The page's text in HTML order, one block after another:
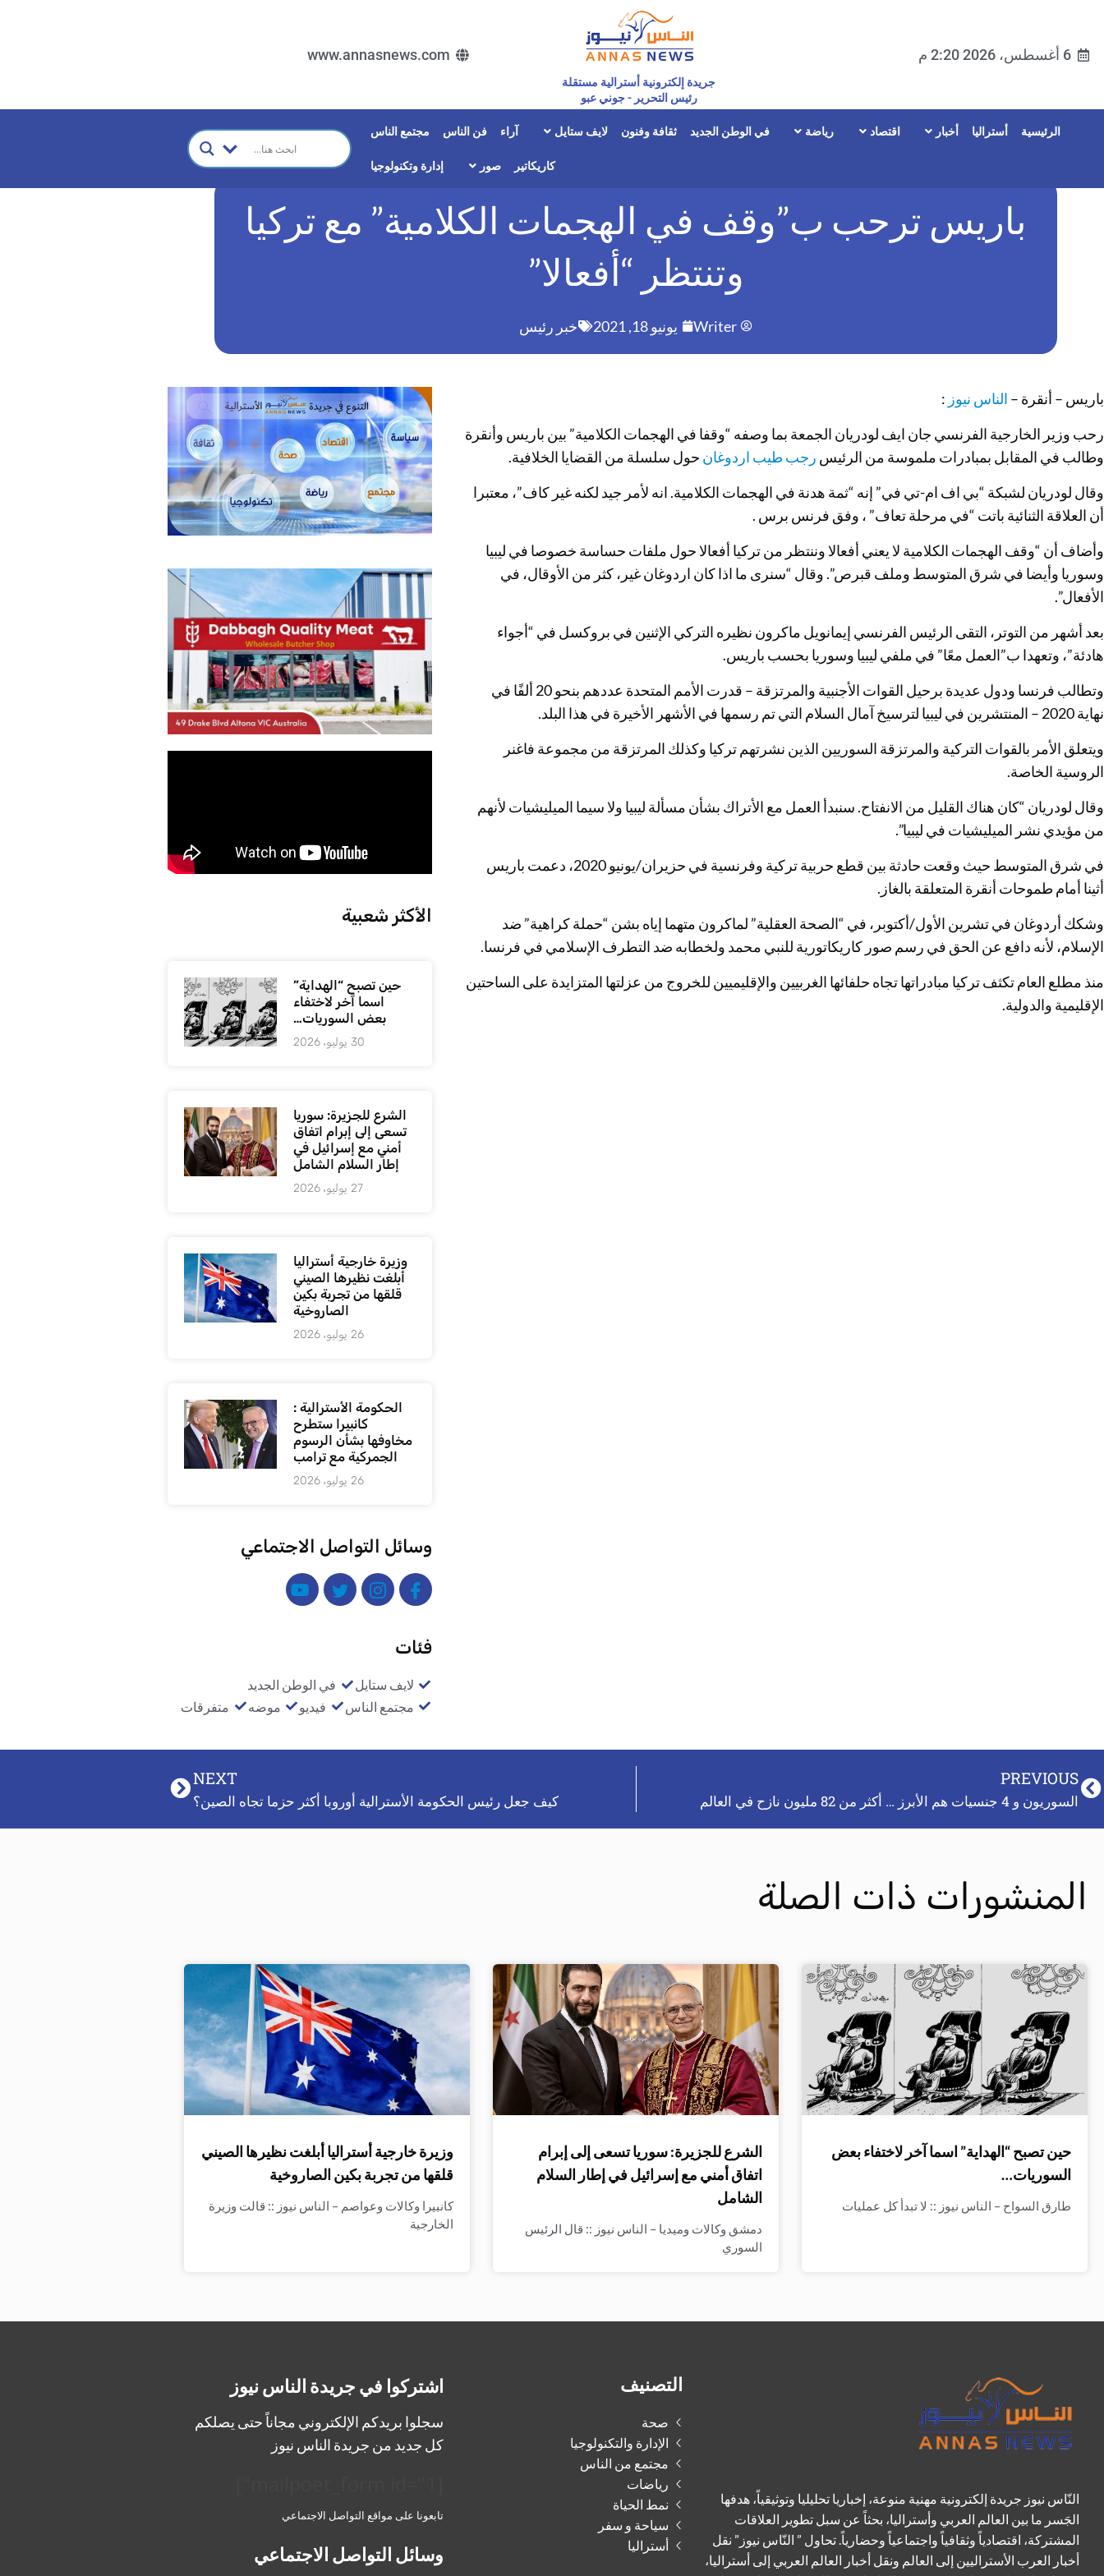
6 أغسطس، 2026 2:20 م
جريدة إلكترونية أسترالية مستقلة
رئيس التحرير - جوني عبو
www.annasnews.com
الرئيسية أستراليا أخبار اقتصاد رياضة في الوطن الجديد ثقافة وفنون لايف ستايل آراء فن الناس مجتمع الناس
كاريكاتير صور إدارة وتكنولوجيا
باريس ترحب ب”وقف في الهجمات الكلامية” مع تركيا
وتنتظر “أفعالا”
Writer يونيو 18, 2021 خبر رئيس
باريس – أنقرة – الناس نيوز :
رحب وزير الخارجية الفرنسي جان ايف لودريان الجمعة بما وصفه “وقفا في الهجمات الكلامية” بين باريس وأنقرة
وطالب في المقابل بمبادرات ملموسة من الرئيس رجب طيب اردوغان حول سلسلة من القضايا الخلافية.
وقال لودريان لشبكة “بي اف ام-تي في” إنه “ثمة هدنة في الهجمات الكلامية. انه لأمر جيد لكنه غير كاف”، معتبرا
أن العلاقة الثنائية باتت “في مرحلة تعاف” ، وفق فرنس برس .
وأضاف أن “وقف الهجمات الكلامية لا يعني أفعالا وننتظر من تركيا أفعالا حول ملفات حساسة خصوصا في ليبيا
وسوريا وأيضا في شرق المتوسط وملف قبرص”. وقال “سنرى ما اذا كان اردوغان غير، كثر من الأوقال، في
الأفعال”.
بعد أشهر من التوتر، التقى الرئيس الفرنسي إيمانويل ماكرون نظيره التركي الإثنين في بروكسل في “أجواء
هادئة”، وتعهدا ب”العمل معًا” في ملفي ليبيا وسوريا بحسب باريس.
وتطالب فرنسا ودول عديدة برحيل القوات الأجنبية والمرتزقة – قدرت الأمم المتحدة عددهم بنحو 20 ألفًا في
نهاية 2020 – المنتشرين في ليبيا لترسيخ آمال السلام التي تم رسمها في الأشهر الأخيرة في هذا البلد.
ويتعلق الأمر بالقوات التركية والمرتزقة السوريين الذين نشرتهم تركيا وكذلك المرتزقة من مجموعة فاغنر
الروسية الخاصة.
وقال لودريان “كان هناك القليل من الانفتاح. سنبدأ العمل مع الأتراك بشأن مسألة ليبيا ولا سيما الميليشيات لأنهم
من مؤيدي نشر الميليشيات في ليبيا”.
في شرق المتوسط حيث وقعت حادثة بين قطع حربية تركية وفرنسية في حزيران/يونيو 2020، دعمت باريس
أثينا أمام طموحات أنقرة المتعلقة بالغاز.
وشكك أردوغان في تشرين الأول/أكتوبر، في “الصحة العقلية” لماكرون متهما إياه بشن “حملة كراهية” ضد
الإسلام، لأنه دافع عن الحق في رسم صور كاريكاتورية للنبي محمد ولخطابه ضد التطرف الإسلامي في فرنسا.
منذ مطلع العام تكثف تركيا مبادراتها تجاه حلفائها الغربيين والإقليميين للخروج من عزلتها المتزايدة على الساحتين
الإقليمية والدولية.
الأكثر شعبية
حين تصبح “الهداية”
اسما آخر لاختفاء
بعض السوريات…
30 يوليو، 2026
الشرع للجزيرة: سوريا
تسعى إلى إبرام اتفاق
أمني مع إسرائيل في
إطار السلام الشامل
27 يوليو، 2026
وزيرة خارجية أستراليا
أبلغت نظيرها الصيني
قلقها من تجربة بكين
الصاروخية
26 يوليو، 2026
الحكومة الأسترالية :
كانبيرا ستطرح
مخاوفها بشأن الرسوم
الجمركية مع ترامب
26 يوليو، 2026
وسائل التواصل الاجتماعي
فئات
لايف ستايل
في الوطن الجديد
مجتمع الناس
فيديو موضه متفرقات
PREVIOUS
السوريون و 4 جنسيات هم الأبرز … أكثر من 82 مليون نازح في العالم
NEXT
كيف جعل رئيس الحكومة الأسترالية أوروبا أكثر حزما تجاه الصين؟
المنشورات ذات الصلة
حين تصبح “الهداية” اسما آخر لاختفاء بعض
السوريات…
طارق السواح – الناس نيوز :: لا تبدأ كل عمليات
الشرع للجزيرة: سوريا تسعى إلى إبرام
اتفاق أمني مع إسرائيل في إطار السلام
الشامل
دمشق وكالات وميديا – الناس نيوز :: قال الرئيس
السوري
وزيرة خارجية أستراليا أبلغت نظيرها الصيني
قلقها من تجربة بكين الصاروخية
كانبيرا وكالات وعواصم – الناس نيوز :: قالت وزيرة
الخارجية
النّاس نيوز جريدة إلكترونية مهنية منوعة، إخباريا تحليليا وتوثيقياً، هدفها
الجَسر ما بين العالم العربي وأستراليا، بحثاً عن سبل تطوير العلاقات
المشتركة، اقتصادياً وثقافياً واجتماعياً وحضارياً. تحاول ” النّاس نيوز” نقل
أخبار العرب الأستراليين إلى العالم ونقل أخبار العالم العربي إلى أستراليا،
التصنيف
صحة
الإدارة والتكنولوجيا
مجتمع من الناس
رياضات
نمط الحياة
سياحة و سفر
أستراليا
اشتركوا في جريدة الناس نيوز
سجلوا بريدكم الإلكتروني مجاناً حتى يصلكم
كل جديد من جريدة الناس نيوز
تابعونا على مواقع التواصل الاجتماعي
وسائل التواصل الاجتماعي